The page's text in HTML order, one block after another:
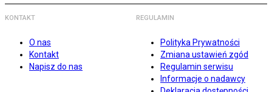
KONTAKT
O nas
Kontakt
Napisz do nas
REGULAMIN
Polityka Prywatności
Zmiana ustawień zgód
Regulamin serwisu
Informacje o nadawcy